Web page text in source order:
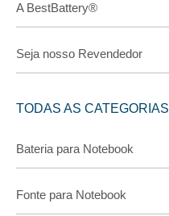
A BestBattery®
Seja nosso Revendedor
TODAS AS CATEGORIAS
Bateria para Notebook
Fonte para Notebook